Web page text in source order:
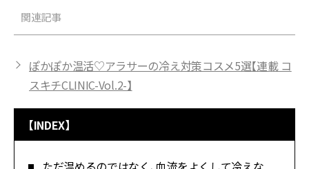
関連記事
ぽかぽか温活♡アラサーの冷え対策コスメ5選【連載 コ
スキチCLINIC-Vol.2-】
【INDEX】